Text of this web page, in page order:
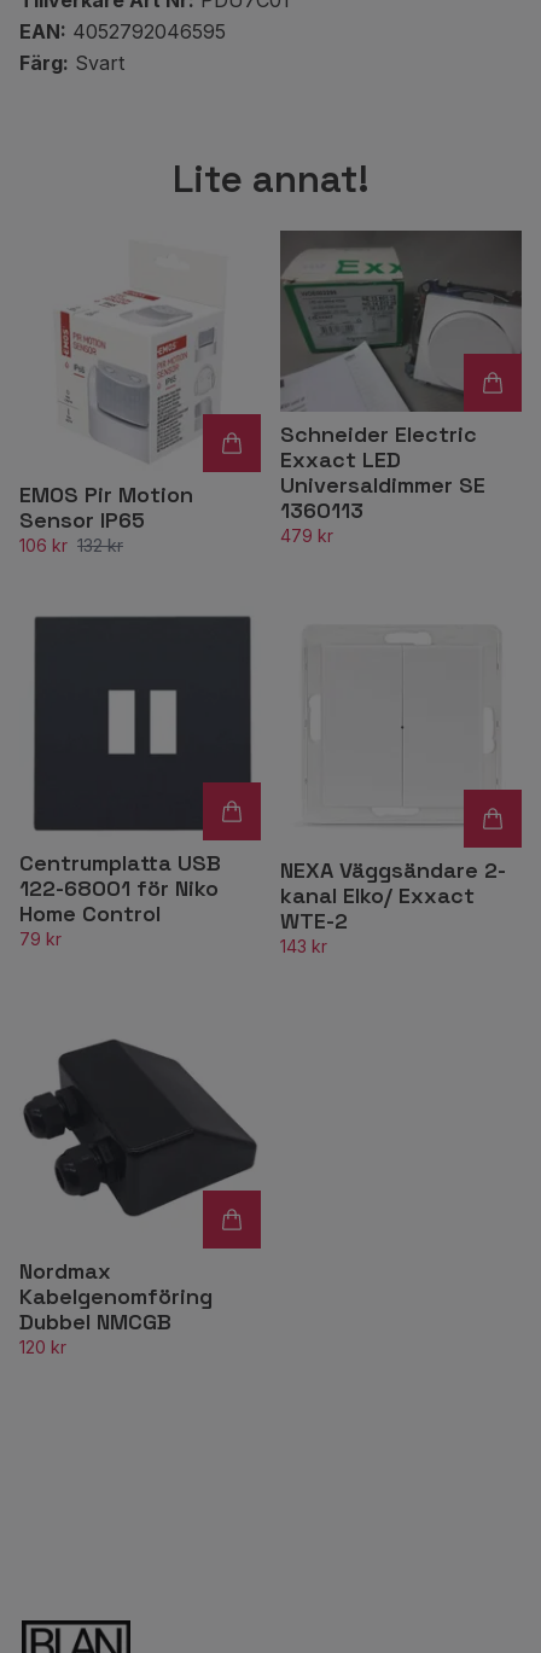
EAN: 4052792046595
Färg: Svart
Lite annat!
EMOS Pir Motion
Sensor IP65
106 kr 132 kr
Schneider Electric
Exxact LED
Universaldimmer SE
1360113
479 kr
Centrumplatta USB
122-68001 för Niko
Home Control
79 kr
NEXA Väggsändare 2-
kanal Elko/ Exxact
WTE-2
143 kr
Nordmax
Kabelgenomföring
Dubbel NMCGB
120 kr